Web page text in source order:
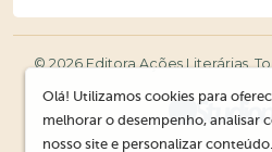
© 2026 Editora Ações Literárias.
Olá! Utilizamos cookies para
melhorar o desempenho, analisar
nosso site e personalizar